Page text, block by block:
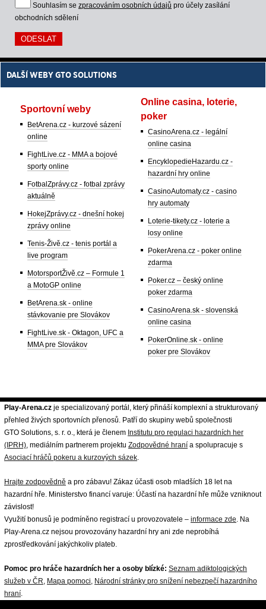
Souhlasím se zpracováním osobních údajů pro účely zasílání
obchodních sdělení
DALŠÍ WEBY GTO SOLUTIONS
Sportovní weby
BetArena.cz - kurzové sázení
online
FightLive.cz - MMA a bojové
sporty online
FotbalZprávy.cz - fotbal zprávy
aktuálně
HokejZprávy.cz - dnešní hokej
zprávy online
Tenis-Živě.cz - tenis portál a
live program
MotorsportŽivě.cz – Formule 1
a MotoGP online
BetArena.sk - online
stávkovanie pre Slovákov
FightLive.sk - Oktagon, UFC a
MMA pre Slovákov
Online casina, loterie,
poker
CasinoArena.cz - legální
online casina
EncyklopedieHazardu.cz -
hazardní hry online
CasinoAutomaty.cz - casino
hry automaty
Loterie-tikety.cz - loterie a
losy online
PokerArena.cz - poker online
zdarma
Poker.cz – český online
poker zdarma
CasinoArena.sk - slovenská
online casina
PokerOnline.sk - online
poker pre Slovákov
Play-Arena.cz je specializovaný portál, který přináší komplexní a strukturovaný
přehled živých sportovních přenosů. Patří do skupiny webů společnosti
GTO Solutions, s. r. o., která je členem Institutu pro regulaci hazardních her
(IPRH), mediálním partnerem projektu Zodpovědné hraní a spolupracuje s
Asociací hráčů pokeru a kurzových sázek.
Hrajte zodpovědně a pro zábavu! Zákaz účasti osob mladších 18 let na
hazardní hře. Ministerstvo financí varuje: Účastí na hazardní hře může vzniknout
závislost!
Využití bonusů je podmíněno registrací u provozovatele – informace zde. Na
Play-Arena.cz nejsou provozovány hazardní hry ani zde neprobíhá
zprostředkování jakýchkoliv plateb.
Pomoc pro hráče hazardních her a osoby blízké: Seznam adiktologických
služeb v ČR, Mapa pomoci, Národní stránky pro snížení nebezpečí hazardního
hraní.